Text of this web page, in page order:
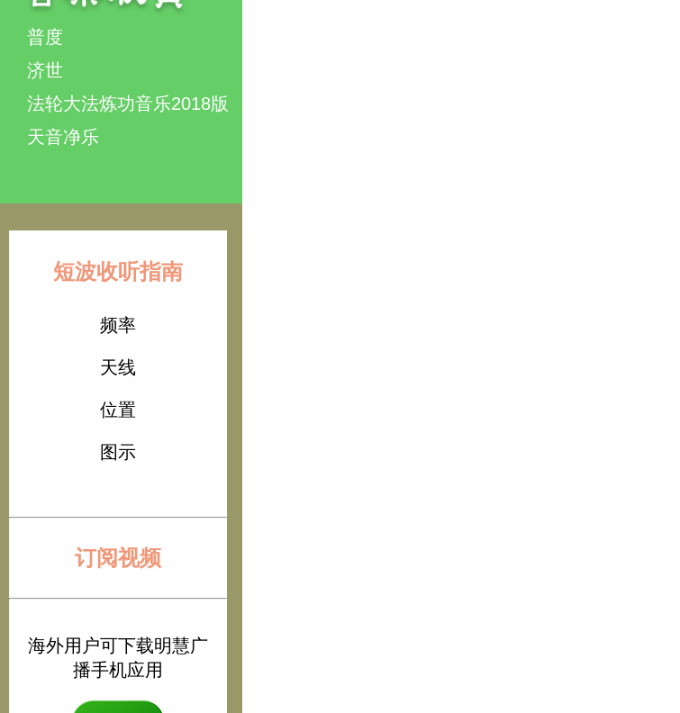
普度
济世
法轮大法炼功音乐2018版
天音净乐
短波收听指南
频率
天线
位置
图示
订阅视频
海外用户可下载明慧广
播手机应用